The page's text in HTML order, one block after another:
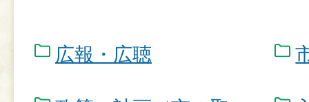
広報・広聴